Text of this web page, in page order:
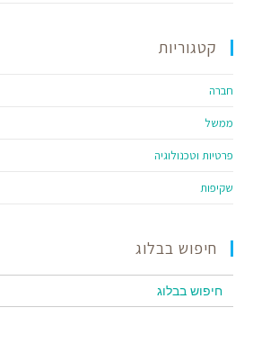
קטגוריות
חברה
ממשל
פרטיות וטכנולוגיה
שקיפות
חיפוש בבלוג
Search
for:
SEARCH BUTTON